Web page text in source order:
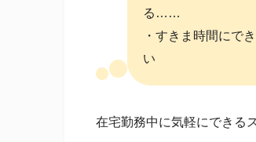
る……
・すきま時間にで
い
在宅勤務中に気軽にできる